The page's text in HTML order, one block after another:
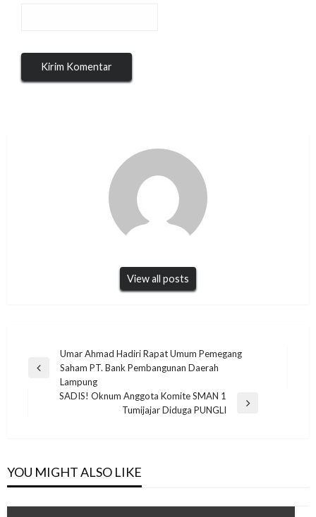
View all posts
Navigasi
pos
Previous
Umar Ahmad Hadiri Rapat Umum Pemegang
Saham PT. Bank Pembangunan Daerah
Lampung
SADIS! Oknum Anggota Komite SMAN 1
Tumijajar Diduga PUNGLI
YOU MIGHT ALSO LIKE